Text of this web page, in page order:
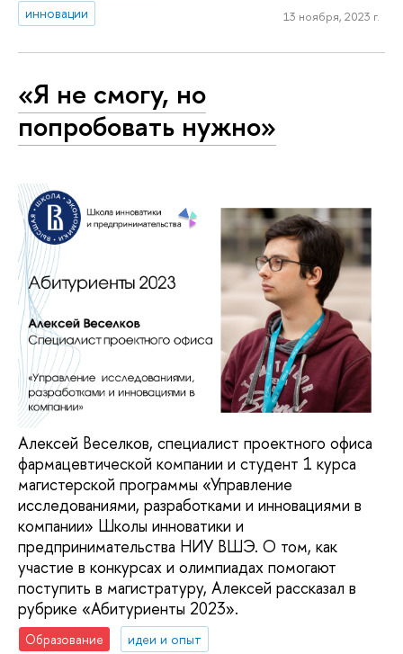
инновации
13 ноября, 2023 г.
«Я не смогу, но
попробовать нужно»
Алексей Веселков, специалист проектного офиса
фармацевтической компании и студент 1 курса
магистерской программы «Управление
исследованиями, разработками и инновациями в
компании» Школы инноватики и
предпринимательства НИУ ВШЭ. О том, как
участие в конкурсах и олимпиадах помогают
поступить в магистратуру, Алексей рассказал в
рубрике «Абитуриенты 2023».
Образование идеи и опыт